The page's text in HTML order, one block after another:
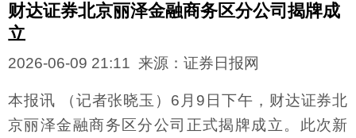
财达证券北京丽泽金融商务区分公司揭牌成
立
2026-06-09 21:11 来源：证券日报网
本报讯 （记者张晓玉）6月9日下午，财达证券北
京丽泽金融商务区分公司正式揭牌成立。此次新